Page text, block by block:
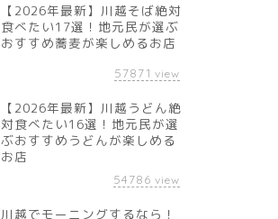
【2026年最新】川越そば絶対
食べたい17選！地元民が選ぶ
おすすめ蕎麦が楽しめるお店
57871 view
【2026年最新】川越うどん絶
対食べたい16選！地元民が選
ぶおすすめうどんが楽しめる
お店
54786 view
川越でモーニングするなら！